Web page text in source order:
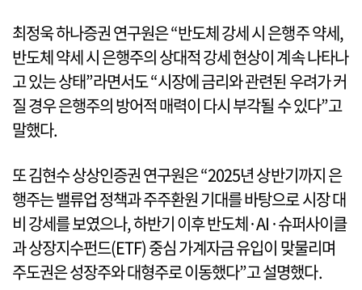
최정욱 하나증권 연구원은 “반도체 강세 시 은행주 약세,
반도체 약세 시 은행주의 상대적 강세 현상이 계속 나타나
고 있는 상태”라면서도 “시장에 금리와 관련된 우려가 커
질 경우 은행주의 방어적 매력이 다시 부각될 수 있다”고
말했다.
또 김현수 상상인증권 연구원은 “2025년 상반기까지 은
행주는 밸류업 정책과 주주환원 기대를 바탕으로 시장 대
비 강세를 보였으나, 하반기 이후 반도체·AI·슈퍼사이클
과 상장지수펀드(ETF) 중심 가계자금 유입이 맞물리며
주도권은 성장주와 대형주로 이동했다”고 설명했다.